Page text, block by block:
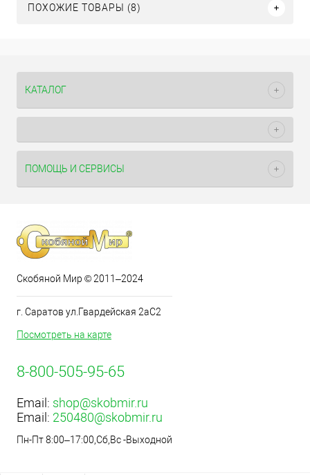
ПОХОЖИЕ ТОВАРЫ (8)
КАТАЛОГ
ПОМОЩЬ И СЕРВИСЫ
Скобяной Мир © 2011–2024
г. Саратов ул.Гвардейская 2аС2
Посмотреть на карте
8-800-505-95-65
Email: shop@skobmir.ru
Email: 250480@skobmir.ru
Пн-Пт 8:00–17:00,Сб,Вс -Выходной